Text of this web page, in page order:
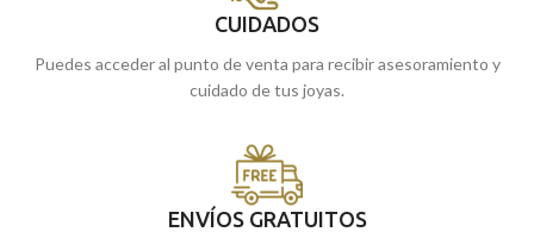
CUIDADOS
Puedes acceder al punto de venta para recibir asesoramiento y
cuidado de tus joyas.
ENVÍOS GRATUITOS